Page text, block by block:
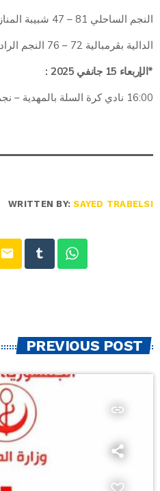
النجم الساحلي 81 – 47 شبيبة المنازه
الدالية بڨرمبالية 72 – 76 النجم الرادسي
*الإربعاء 15 جانفي 2025 :
16:00 نادي كرة السلة بالمهدية – نجم حلق الواد
WRITTEN BY:SAYED TRABELSI
email
PREVIOUS POST
insert_link